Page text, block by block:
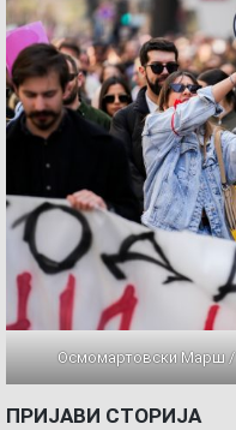
Осмомартовски Марш /
ПРИЈАВИ СТОРИЈА